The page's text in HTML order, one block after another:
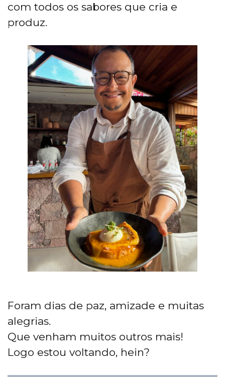
com todos os sabores que cria e
produz.
Foram dias de paz, amizade e muitas
alegrias.
Que venham muitos outros mais!
Logo estou voltando, hein?